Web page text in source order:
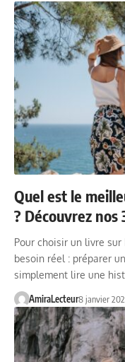
Quel est le
? Découvrez nos
Pour choisir un livre
besoin réel : préparer
simplement lire une
AmiraLecteur8 janvier